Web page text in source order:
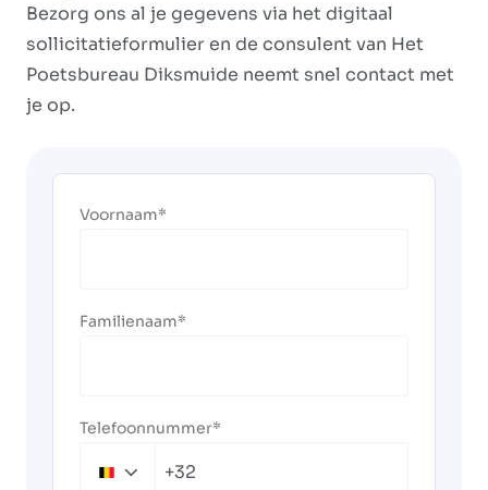
Bezorg ons al je gegevens via het digitaal
sollicitatieformulier en de consulent van Het
Poetsbureau Diksmuide neemt snel contact met
je op.
Voornaam
Familienaam
Telefoonnummer
Belgium+32